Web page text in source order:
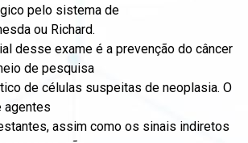
pelo sistema de
ou Richard.
desse exame é a prevenção do câncer
de pesquisa
de células suspeitas de neoplasia. O
agentes
assim como os sinais indiretos